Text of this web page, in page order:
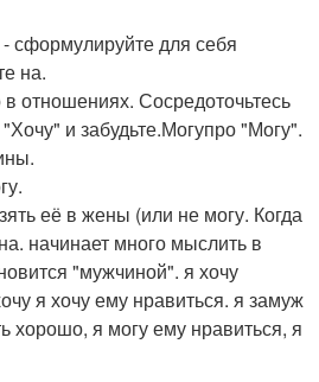
сформулируйте для себя
на.
отношениях. Сосредоточьтесь
и забудьте.Могупро "Могу".
её в жены (или не могу. Когда
начинает много мыслить в
"мужчиной". я хочу
я хочу ему нравиться. я замуж
хорошо, я могу ему нравиться, я